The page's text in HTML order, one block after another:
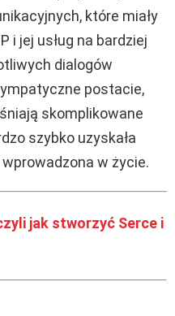
które miały
i jej usług na bardziej
dialogów
postacie,
skomplikowane
szybko uzyskała
w życie.
jak stworzyć Serce i